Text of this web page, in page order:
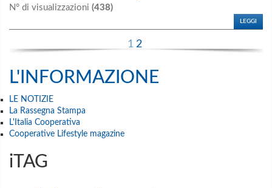
N° di visualizzazioni (438)
LEGGI
1 2
L'INFORMAZIONE
LE NOTIZIE
La Rassegna Stampa
L'Italia Cooperativa
Cooperative Lifestyle magazine
iTAG